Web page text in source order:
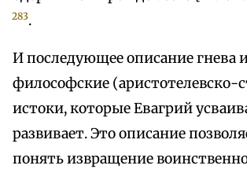
283.
И последующее описание гнева
философские (аристотелевско-
истоки, которые Евагрий
развивает. Это описание
понять извращение